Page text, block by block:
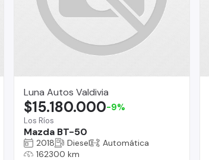
Luna Autos Valdivia
Los Ríos
Mazda BT-50
$15.180.000-9%
2018 Diesel
Automática
162300 km